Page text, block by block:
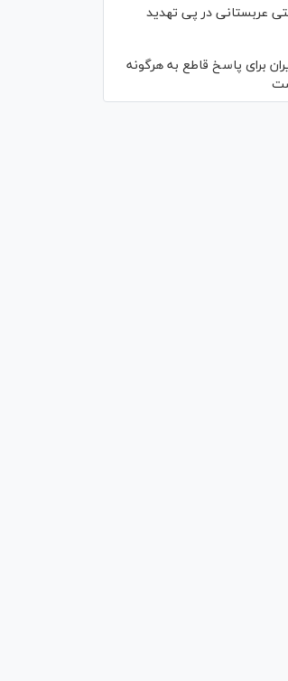
مسیر ۶ کشتی عربستانی در پی تهدید
برای پاسخ قاطع به هرگونه